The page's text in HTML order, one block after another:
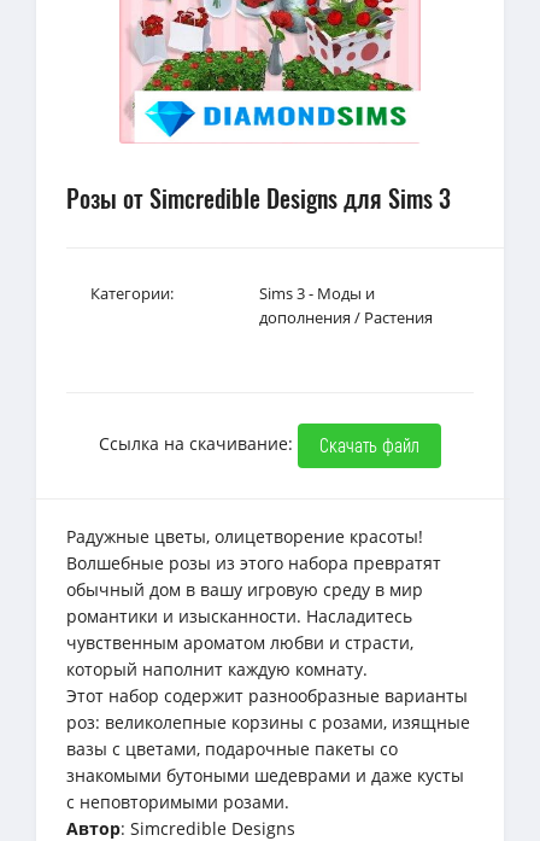
Розы от Simcredible Designs для Sims 3
Категории:
Sims 3 - Моды и
дополнения / Растения
Ссылка на скачивание: Скачать файл
Радужные цветы, олицетворение красоты!
Волшебные розы из этого набора превратят
обычный дом в вашу игровую среду в мир
романтики и изысканности. Насладитесь
чувственным ароматом любви и страсти,
который наполнит каждую комнату.
Этот набор содержит разнообразные варианты
роз: великолепные корзины с розами, изящные
вазы с цветами, подарочные пакеты со
знакомыми бутоными шедеврами и даже кусты
с неповторимыми розами.
Автор: Simcredible Designs